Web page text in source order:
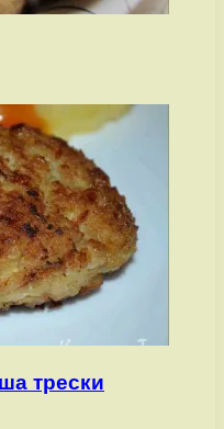
трески